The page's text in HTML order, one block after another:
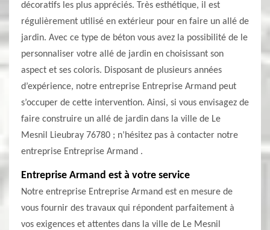
décoratifs les plus appréciés. Très esthétique, il est
régulièrement utilisé en extérieur pour en faire un allé de
jardin. Avec ce type de béton vous avez la possibilité de le
personnaliser votre allé de jardin en choisissant son
aspect et ses coloris. Disposant de plusieurs années
d’expérience, notre entreprise Entreprise Armand peut
s’occuper de cette intervention. Ainsi, si vous envisagez de
faire construire un allé de jardin dans la ville de Le
Mesnil Lieubray 76780 ; n’hésitez pas à contacter notre
entreprise Entreprise Armand .
Entreprise Armand est à votre service
Notre entreprise Entreprise Armand est en mesure de
vous fournir des travaux qui répondent parfaitement à
vos exigences et attentes dans la ville de Le Mesnil